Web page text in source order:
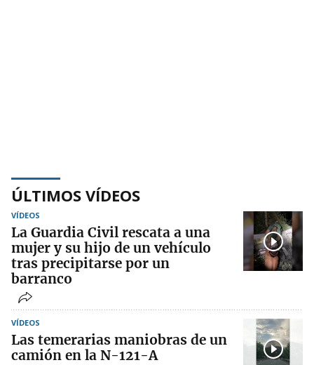
ÚLTIMOS VÍDEOS
VÍDEOS
La Guardia Civil rescata a una
mujer y su hijo de un vehículo
tras precipitarse por un
barranco
VÍDEOS
Las temerarias maniobras de un
camión en la N-121-A